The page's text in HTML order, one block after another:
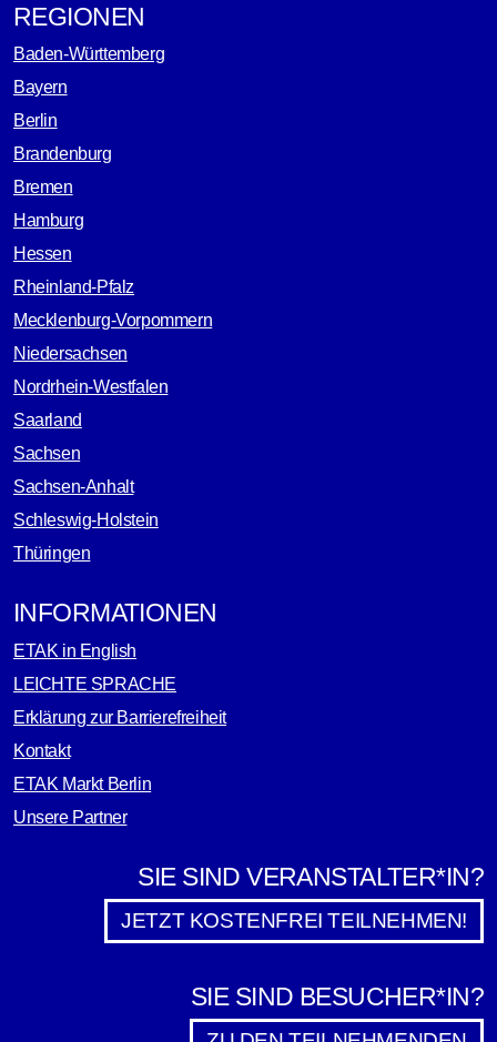
REGIONEN
Baden-Württemberg
Bayern
Berlin
Brandenburg
Bremen
Hamburg
Hessen
Rheinland-Pfalz
Mecklenburg-Vorpommern
Niedersachsen
Nordrhein-Westfalen
Saarland
Sachsen
Sachsen-Anhalt
Schleswig-Holstein
Thüringen
INFORMATIONEN
ETAK in English
LEICHTE SPRACHE
Erklärung zur Barrierefreiheit
Kontakt
ETAK Markt Berlin
Unsere Partner
SIE SIND VERANSTALTER*IN?
JETZT KOSTENFREI TEILNEHMEN!
SIE SIND BESUCHER*IN?